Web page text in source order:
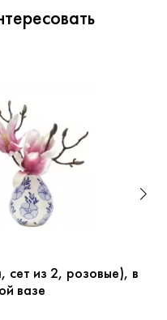
сет из 2, розовые), в
вазе